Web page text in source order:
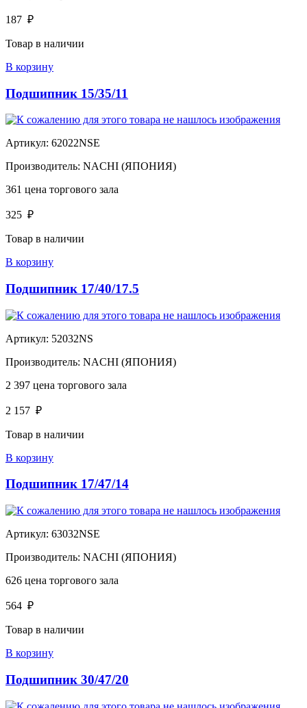
187 ₽
Товар в наличии
В корзину
Подшипник 15/35/11
Артикул: 62022NSE
Производитель: NACHI (ЯПОНИЯ)
361 цена торгового зала
325 ₽
Товар в наличии
В корзину
Подшипник 17/40/17.5
Артикул: 52032NS
Производитель: NACHI (ЯПОНИЯ)
2 397 цена торгового зала
2 157 ₽
Товар в наличии
В корзину
Подшипник 17/47/14
Артикул: 63032NSE
Производитель: NACHI (ЯПОНИЯ)
626 цена торгового зала
564 ₽
Товар в наличии
В корзину
Подшипник 30/47/20